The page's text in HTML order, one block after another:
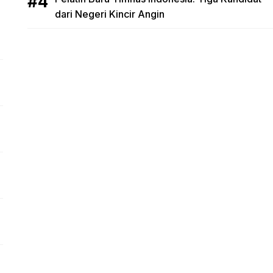
dari Negeri Kincir Angin